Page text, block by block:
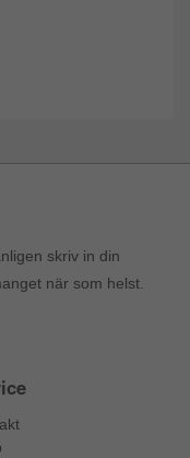
skriv in din
när som helst.